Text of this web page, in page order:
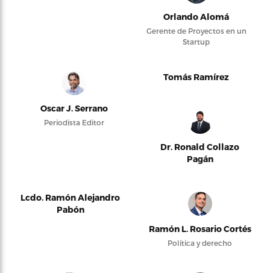
Orlando Alomá
Gerente de Proyectos en un
Startup
Oscar J. Serrano
Periodista Editor
Tomás Ramírez
Dr. Ronald Collazo
Pagán
Lcdo. Ramón Alejandro
Pabón
Ramón L. Rosario Cortés
Política y derecho